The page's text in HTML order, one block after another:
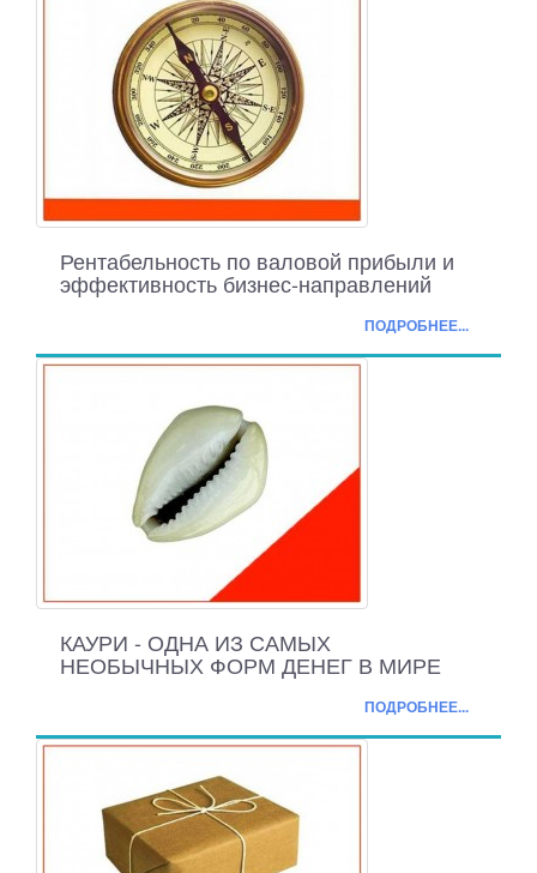
Рентабельность по валовой прибыли и
эффективность бизнес-направлений
ПОДРОБНЕЕ...
КАУРИ - ОДНА ИЗ САМЫХ
НЕОБЫЧНЫХ ФОРМ ДЕНЕГ В МИРЕ
ПОДРОБНЕЕ...